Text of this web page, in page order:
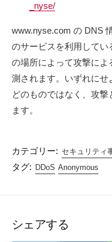
_nyse/
www.nyse.com の DNS
のサービスを利用して
の場所によって攻撃に
測されます。いずれに
どのものではなく、攻
ます。
カテゴリー: セキュリティ
タグ: DDoS Anonymous
シェアする